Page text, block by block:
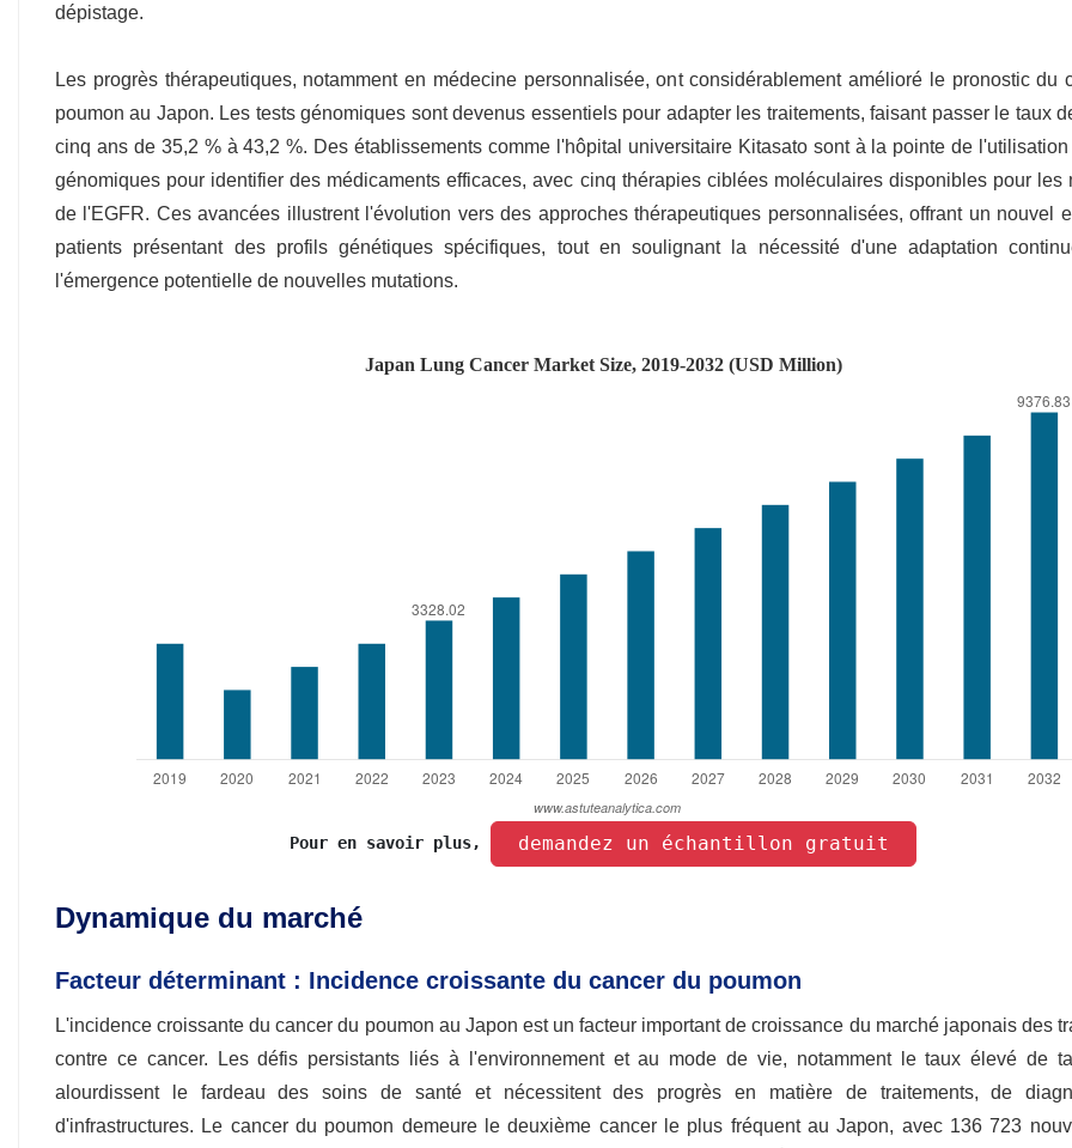
dépistage.
Les progrès thérapeutiques, notamment en médecine personnalisée, ont considérablement amélioré le pronostic du
poumon au Japon. Les tests génomiques sont devenus essentiels pour adapter les traitements, faisant passer le taux
cinq ans de 35,2 % à 43,2 %. Des établissements comme l'hôpital universitaire Kitasato sont à la pointe de
génomiques pour identifier des médicaments efficaces, avec cinq thérapies ciblées moléculaires disponibles pour les
de l'EGFR. Ces avancées illustrent l'évolution vers des approches thérapeutiques personnalisées, offrant un nouvel
patients présentant des profils génétiques spécifiques, tout en soulignant la nécessité d'une adaptation
l'émergence potentielle de nouvelles mutations.
Pour en savoir plus, demandez un échantillon gratuit
Dynamique du marché
Facteur déterminant : Incidence croissante du cancer du poumon
L'incidence croissante du cancer du poumon au Japon est un facteur important de croissance du marché japonais des
contre ce cancer. Les défis persistants liés à l'environnement et au mode de vie, notamment le taux élevé de
alourdissent le fardeau des soins de santé et nécessitent des progrès en matière de traitements, de
d'infrastructures. Le cancer du poumon demeure le deuxième cancer le plus fréquent au Japon, avec 136 723